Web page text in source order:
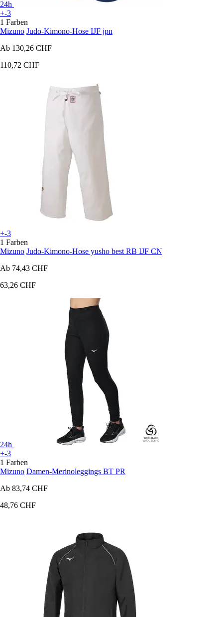
24h
+-3
1 Farben
Mizuno Judo-Kimono-Hose IJF jpn
Ab 130,26 CHF
110,72 CHF
+-3
1 Farben
Mizuno Judo-Kimono-Hose yusho best RB IJF CN
Ab 74,43 CHF
63,26 CHF
24h
+-3
1 Farben
Mizuno Damen-Merinoleggings BT PR
Ab 83,74 CHF
48,76 CHF